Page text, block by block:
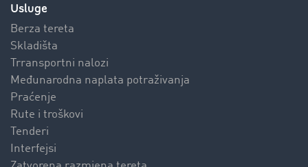
Usluge
Berza tereta
Skladišta
Trransportni nalozi
Međunarodna naplata potraživanja
Praćenje
Rute i troškovi
Tenderi
Interfejsi